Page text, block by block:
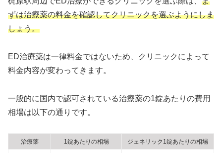
ずは治療薬の料金を確認してクリニックを選ぶようにしま
しょう。
ED治療薬は一律料金ではないため、クリニックによって
料金内容が変わってきます。
一般的に国内で認可されている治療薬の1錠あたりの費用
相場は以下の通りです。
治療薬 1錠あたりの相場 ジェネリック1錠あたりの相場